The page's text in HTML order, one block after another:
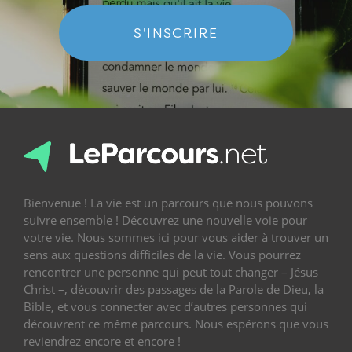
S'INSCRIRE
Bienvenue ! La vie est un parcours que nous pouvons
suivre ensemble ! Découvrez une nouvelle voie pour
votre vie. Nous sommes ici pour vous aider à trouver un
sens aux questions difficiles de la vie. Vous pourrez
rencontrer une personne qui peut tout changer – Jésus
Christ –, découvrir des passages de la Parole de Dieu, la
Bible, et vous connecter avec d’autres personnes qui
découvrent ce même parcours. Nous espérons que vous
reviendrez encore et encore !